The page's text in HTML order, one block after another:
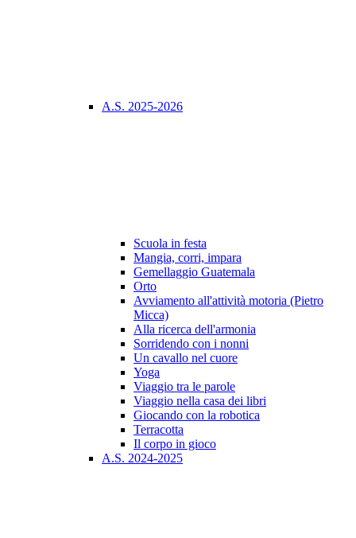
A.S. 2025-2026
Scuola in festa
Mangia, corri, impara
Gemellaggio Guatemala
Orto
Avviamento all'attività motoria (Pietro
Micca)
Alla ricerca dell'armonia
Sorridendo con i nonni
Un cavallo nel cuore
Yoga
Viaggio tra le parole
Viaggio nella casa dei libri
Giocando con la robotica
Terracotta
Il corpo in gioco
A.S. 2024-2025